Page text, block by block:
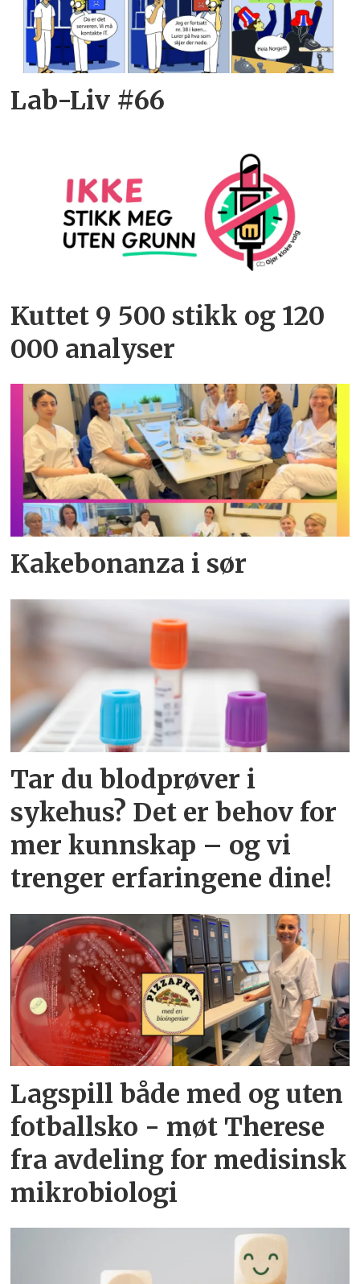
Lab-Liv #66
Kuttet 9 500 stikk og 120
000 analyser
Kakebonanza i sør
Tar du blodprøver i
sykehus? Det er behov for
mer kunnskap – og vi
trenger erfaringene dine!
Lagspill både med og uten
fotballsko - møt Therese
fra avdeling for medisinsk
mikrobiologi